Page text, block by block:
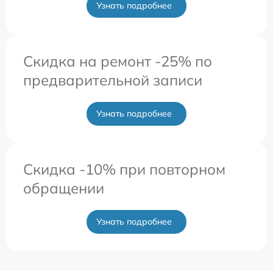
Узнать подробнее
Скидка на ремонт -25% по
предварительной записи
Узнать подробнее
Скидка -10% при повторном
обращении
Узнать подробнее